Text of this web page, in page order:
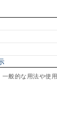
般的な用法や使